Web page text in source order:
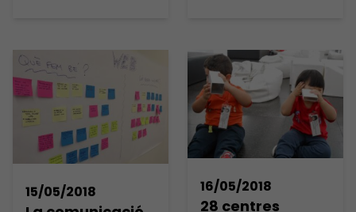
Aliances per a l’èxit
educatiu! Les portes
obertes són una
bona oportunitat
per conèixer
aquests centres
educatius i el
educativa que estan
programa! www.ma
gnet.cat Vols saber
quines institucions i
centres educatius
participen en el
programa? Qui són
els impulsors
d’aquest programa?
15/05/2018 16/05/2018
28 centres